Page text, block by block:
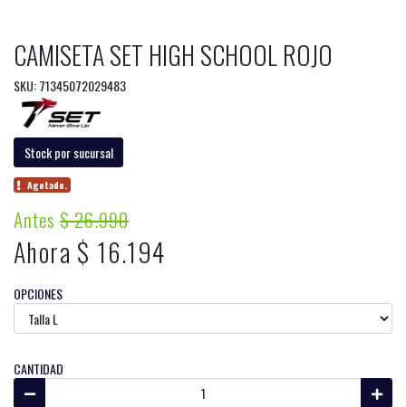
CAMISETA SET HIGH SCHOOL ROJO
SKU: 71345072029483
Stock por sucursal
Agotado.
Antes$ 26.990
Ahora $ 16.194
OPCIONES
CANTIDAD